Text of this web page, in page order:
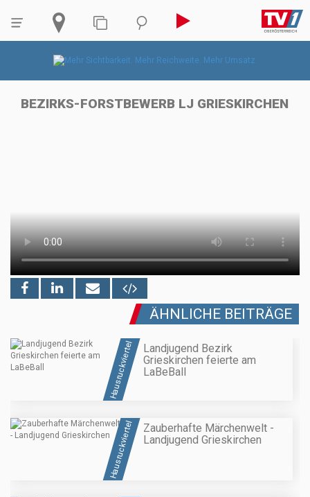
BEZIRKS-FORSTBEWERB LJ GRIESKIRCHEN
ÄHNLICHE BEITRÄGE
Hausruckviertel
Landjugend Bezirk
Grieskirchen feierte am
LaBeBall
Hausruckviertel
Zauberhafte Märchenwelt -
Landjugend Grieskirchen